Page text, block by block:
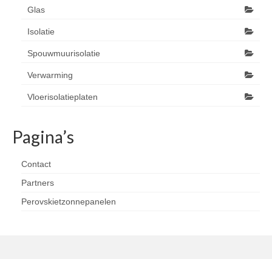
Glas
Isolatie
Spouwmuurisolatie
Verwarming
Vloerisolatieplaten
Pagina’s
Contact
Partners
Perovskietzonnepanelen